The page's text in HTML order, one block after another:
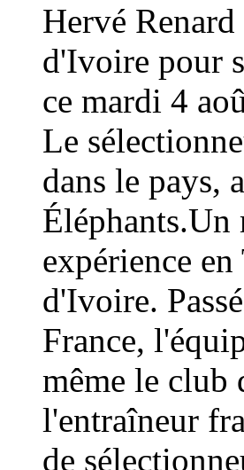
Hervé
d'Ivoire pour
ce mardi 4
Le
dans le pays,
Éléphants.Un
expérience
d'Ivoire.
France,
même le club
l'entraîneur
de